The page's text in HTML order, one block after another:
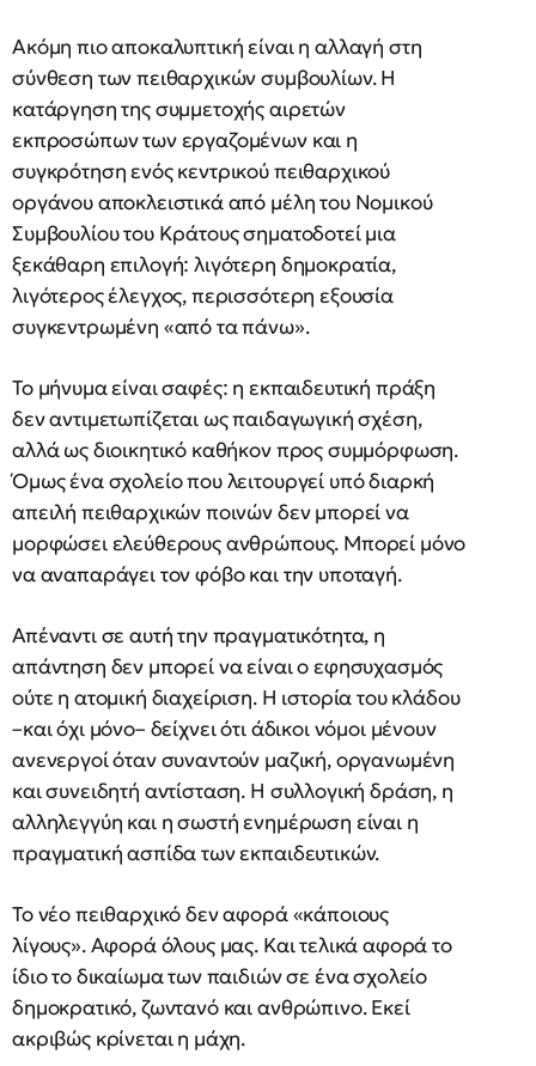
Ακόμη πιο αποκαλυπτική είναι η αλλαγή στη
σύνθεση των πειθαρχικών συμβουλίων. Η
κατάργηση της συμμετοχής αιρετών
εκπροσώπων των εργαζομένων και η
συγκρότηση ενός κεντρικού πειθαρχικού
οργάνου αποκλειστικά από μέλη του Νομικού
Συμβουλίου του Κράτους σηματοδοτεί μια
ξεκάθαρη επιλογή: λιγότερη δημοκρατία,
λιγότερος έλεγχος, περισσότερη εξουσία
συγκεντρωμένη «από τα πάνω».
Το μήνυμα είναι σαφές: η εκπαιδευτική πράξη
δεν αντιμετωπίζεται ως παιδαγωγική σχέση,
αλλά ως διοικητικό καθήκον προς συμμόρφωση.
Όμως ένα σχολείο που λειτουργεί υπό διαρκή
απειλή πειθαρχικών ποινών δεν μπορεί να
μορφώσει ελεύθερους ανθρώπους. Μπορεί μόνο
να αναπαράγει τον φόβο και την υποταγή.
Απέναντι σε αυτή την πραγματικότητα, η
απάντηση δεν μπορεί να είναι ο εφησυχασμός
ούτε η ατομική διαχείριση. Η ιστορία του κλάδου
–και όχι μόνο– δείχνει ότι άδικοι νόμοι μένουν
ανενεργοί όταν συναντούν μαζική, οργανωμένη
και συνειδητή αντίσταση. Η συλλογική δράση, η
αλληλεγγύη και η σωστή ενημέρωση είναι η
πραγματική ασπίδα των εκπαιδευτικών.
Το νέο πειθαρχικό δεν αφορά «κάποιους
λίγους». Αφορά όλους μας. Και τελικά αφορά το
ίδιο το δικαίωμα των παιδιών σε ένα σχολείο
δημοκρατικό, ζωντανό και ανθρώπινο. Εκεί
ακριβώς κρίνεται η μάχη.